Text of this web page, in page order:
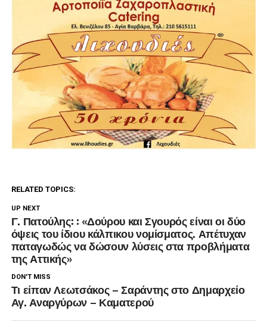
RELATED TOPICS:
UP NEXT
Γ. Πατούλης: : «Δούρου και Σγουρός είναι οι δύο
όψεις του ίδιου κάλπικου νομίσματος. Απέτυχαν
παταγωδώς να δώσουν λύσεις στα προβλήματα
της Αττικής»
DON'T MISS
Τι είπαν Λεωτσάκος – Σαράντης στο Δημαρχείο
Αγ. Αναργύρων – Καματερού